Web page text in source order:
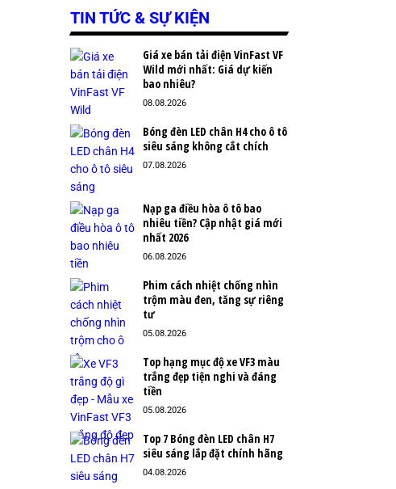
TIN TỨC & SỰ KIỆN
Giá xe bán tải điện VinFast VF
Wild mới nhất: Giá dự kiến
bao nhiêu?
08.08.2026
Bóng đèn LED chân H4 cho ô tô
siêu sáng không cắt chích
07.08.2026
Nạp ga điều hòa ô tô bao
nhiêu tiền? Cập nhật giá mới
nhất 2026
06.08.2026
Phim cách nhiệt chống nhìn
trộm màu đen, tăng sự riêng
tư
05.08.2026
Top hạng mục độ xe VF3 màu
trắng đẹp tiện nghi và đáng
tiền
05.08.2026
Top 7 Bóng đèn LED chân H7
siêu sáng lắp đặt chính hãng
04.08.2026